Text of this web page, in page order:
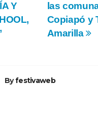
las
Copiapó y
Amarilla
Y
Byfestivaweb